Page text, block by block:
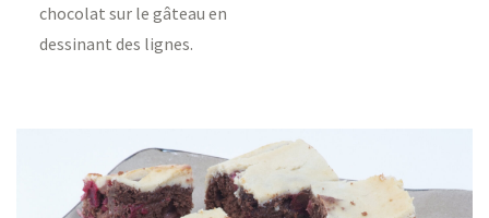
chocolat sur le gâteau en
dessinant des lignes.